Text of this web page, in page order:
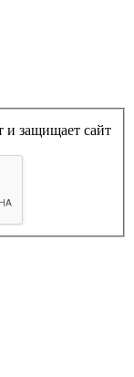
и защищает сайт